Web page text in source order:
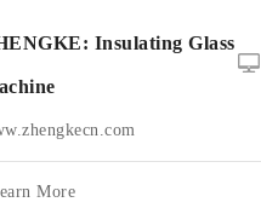
Insulating Glass
More